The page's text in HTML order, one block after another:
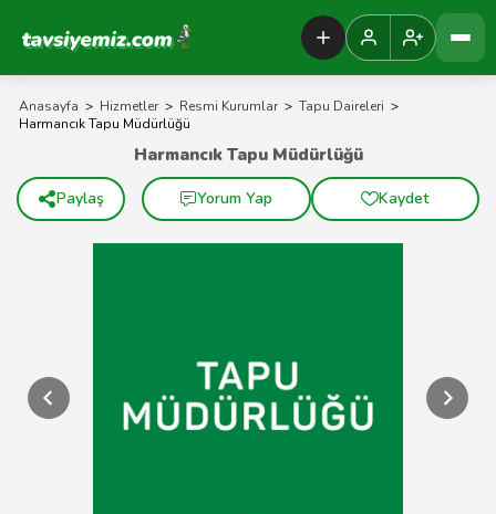
Tavsiyemiz Anasayfa
Anasayfa > Hizmetler > Resmi Kurumlar > Tapu Daireleri >
Harmancık Tapu Müdürlüğü
Harmancık Tapu Müdürlüğü
Paylaş Yorum Yap Kaydet